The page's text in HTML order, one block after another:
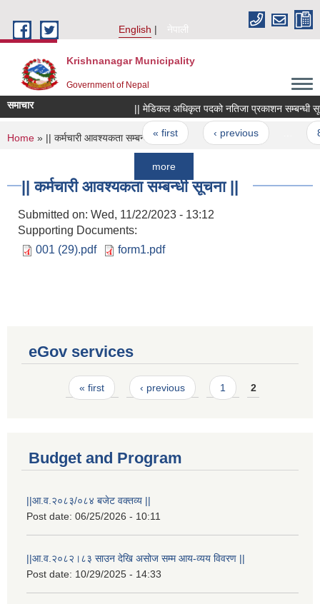
English
नेपाली
Krishnanagar Municipality
Government of Nepal
समाचार || मेडिकल अधिकृत पदको नतिजा प्रकाशन सम्बन्धी सूचना
Pages
« first ‹ previous
more
You are here
Home » || कर्मचारी आवश्यकता सम्बन्धी सूचना ||
|| कर्मचारी आवश्यकता सम्बन्धी सूचना ||
Submitted on: Wed, 11/22/2023 - 13:12
Supporting Documents:
001 (29).pdf
form1.pdf
eGov services
Pages« first ‹ previous 1 2
Budget and Program
||आ.व.२०८३/०८४ बजेट वक्तव्य ||
Post date: 06/25/2026 - 10:11
||आ.व.२०८२।८३ साउन देखि असोज सम्म आय-व्यय विवरण ||
Post date: 10/29/2025 - 14:33